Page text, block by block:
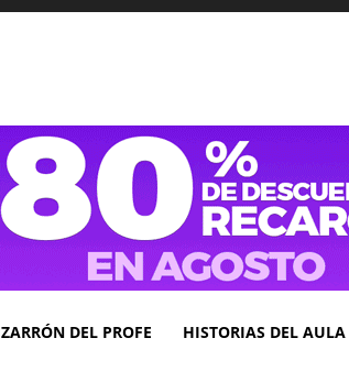
DEL PROFE HISTORIAS DEL AULA